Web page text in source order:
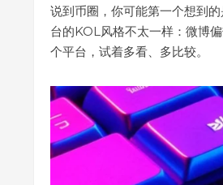
说到币圈，你可能第一个想到
台的KOL风格不太一样：微博
个平台，试着多看、多比较。